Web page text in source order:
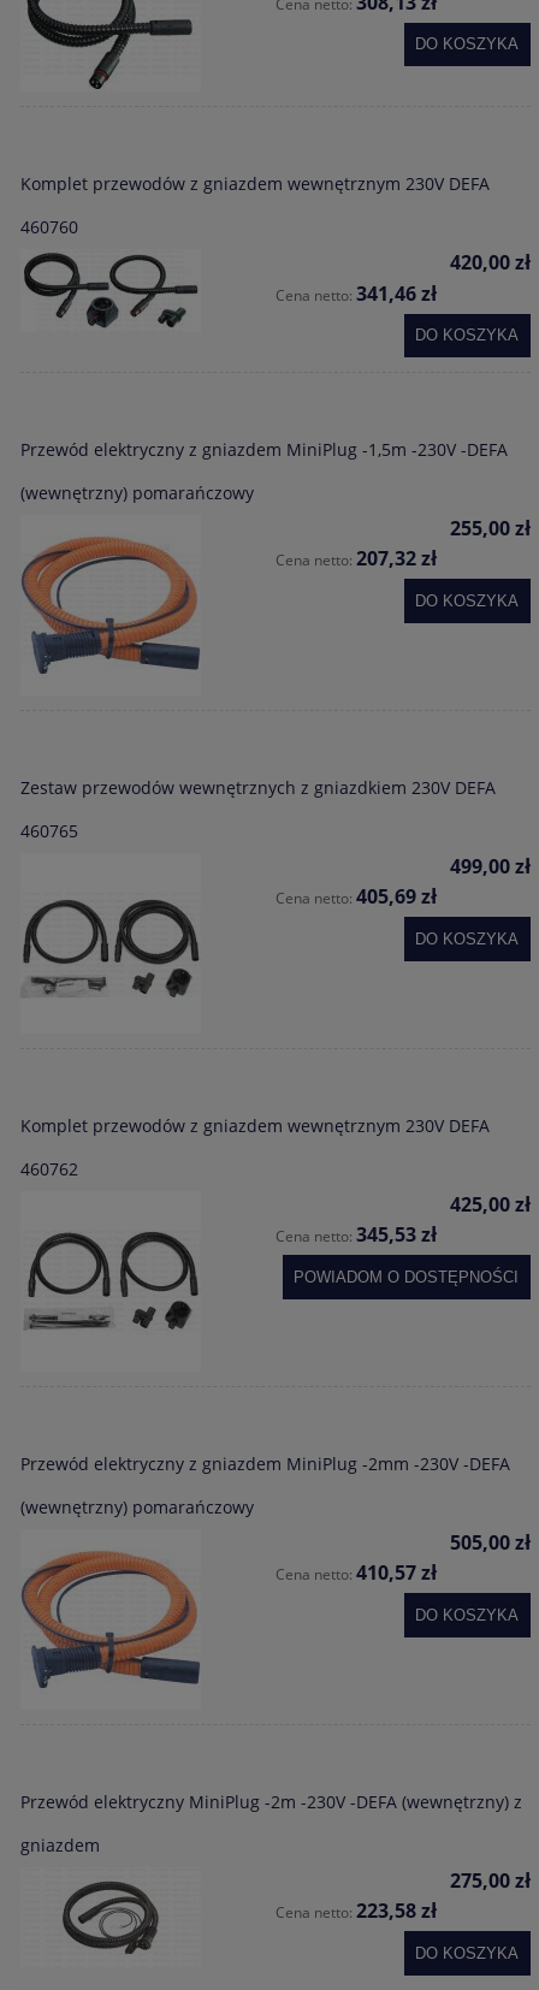
DO KOSZYKA
Komplet przewodów z gniazdem wewnętrznym 230V DEFA
460760
420,00 zł
Cena netto: 341,46 zł
DO KOSZYKA
Przewód elektryczny z gniazdem MiniPlug -1,5m -230V -DEFA
(wewnętrzny) pomarańczowy
255,00 zł
Cena netto: 207,32 zł
DO KOSZYKA
Zestaw przewodów wewnętrznych z gniazdkiem 230V DEFA
460765
499,00 zł
Cena netto: 405,69 zł
DO KOSZYKA
Komplet przewodów z gniazdem wewnętrznym 230V DEFA
460762
425,00 zł
Cena netto: 345,53 zł
POWIADOM O DOSTĘPNOŚCI
Przewód elektryczny z gniazdem MiniPlug -2mm -230V -DEFA
(wewnętrzny) pomarańczowy
505,00 zł
Cena netto: 410,57 zł
DO KOSZYKA
Przewód elektryczny MiniPlug -2m -230V -DEFA (wewnętrzny) z
gniazdem
275,00 zł
Cena netto: 223,58 zł
DO KOSZYKA